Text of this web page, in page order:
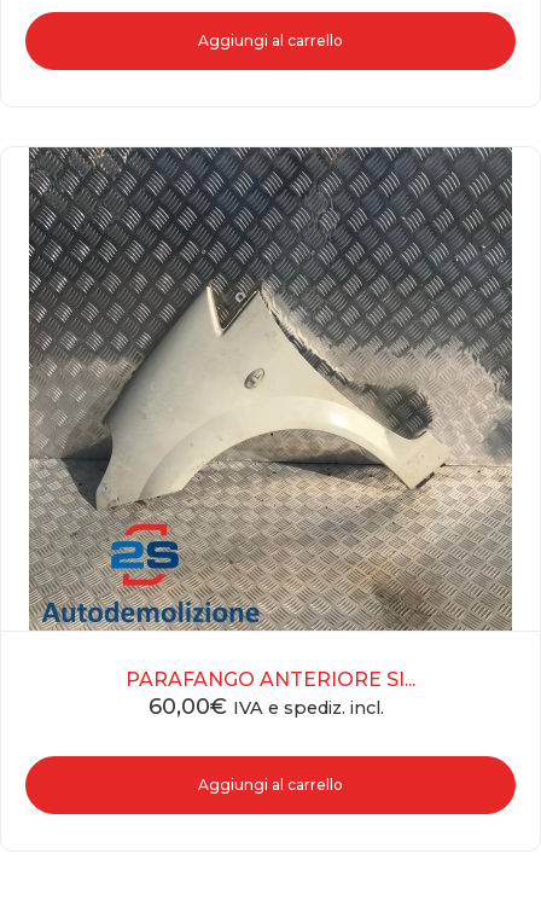
Aggiungi al carrello
PARAFANGO ANTERIORE SI...
60,00€ IVA e spediz. incl.
Aggiungi al carrello